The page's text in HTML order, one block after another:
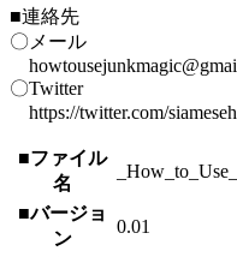
■連絡先
〇メール
〇Twitter
https://twitter.com/
■ファイル
名
■バージョ
ン
0.01